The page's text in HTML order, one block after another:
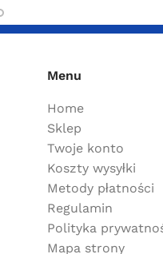
Menu
Home
Sklep
Twoje konto
Koszty wysyłki
Metody płatności
Regulamin
Polityka
Mapa strony